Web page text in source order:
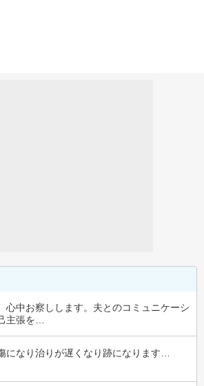
心中お察しします。夫とのコミュニケーシ
主張を…
になり治りが遅くなり跡になります…